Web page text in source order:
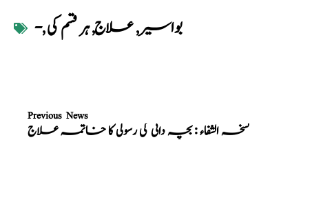
-, بواسیر,علاج,ہر قسم کی
Previous News
نسخہ الشفاء : بچہ دانی کی رسولی کا خاتمہ علاج